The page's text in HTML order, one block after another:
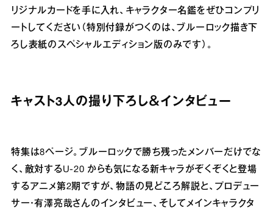
リジナルカードを手に入れ、キャラクター名鑑をぜひコンプリ
ートしてください（特別付録がつくのは、ブルーロック描き下
ろし表紙のスペシャルエディション版のみです）。
キャスト3人の撮り下ろし＆インタビュー
特集は8ページ。ブルーロックで勝ち残ったメンバーだけでな
く、敵対するU-20 からも気になる新キャラがぞくぞくと登場
するアニメ第2期ですが、物語の見どころ解説と、プロデュー
サー・有澤亮哉さんのインタビュー、そしてメインキャラクタ